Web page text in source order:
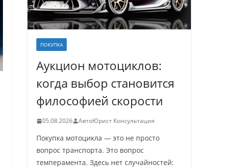
ПОКУПКА
Аукцион мотоциклов:
когда выбор становится
философией скорости
05.08.2026 АвтоЮрист Консультация
Покупка мотоцикла — это не просто
вопрос транспорта. Это вопрос
темперамента. Здесь нет случайностей: